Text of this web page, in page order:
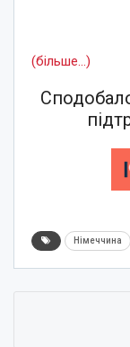
(більше…)
Німеччина